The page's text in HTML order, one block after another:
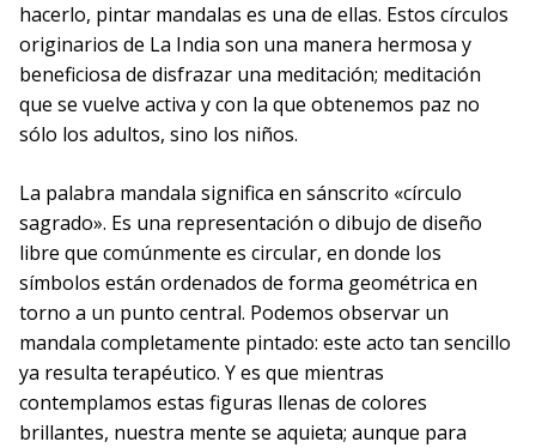
hacerlo, pintar mandalas es una de ellas. Estos círculos
originarios de La India son una manera hermosa y
beneficiosa de disfrazar una meditación; meditación
que se vuelve activa y con la que obtenemos paz no
sólo los adultos, sino los niños.
La palabra mandala significa en sánscrito «círculo
sagrado». Es una representación o dibujo de diseño
libre que comúnmente es circular, en donde los
símbolos están ordenados de forma geométrica en
torno a un punto central. Podemos observar un
mandala completamente pintado: este acto tan sencillo
ya resulta terapéutico. Y es que mientras
contemplamos estas figuras llenas de colores
brillantes, nuestra mente se aquieta; aunque para